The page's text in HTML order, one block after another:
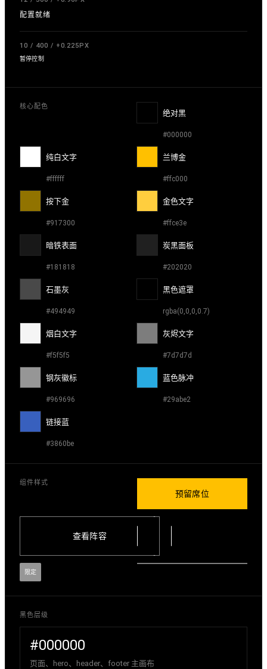
配置就绪
10 / 400 / +0.225PX
暂停控制
核心配色
绝对黑
#000000
纯白文字
#ffffff
兰博金
#ffc000
按下金
#917300
金色文字
#ffce3e
暗铁表面
#181818
炭黑面板
#202020
石墨灰
#494949
黑色遮罩
rgba(0,0,0,0.7)
烟白文字
#f5f5f5
灰烬文字
#7d7d7d
钢灰徽标
#969696
蓝色脉冲
#29abe2
链接蓝
#3860be
组件样式
预留席位
查看阵容
限定
黑色层级
#000000
页面、hero、header、footer 主画布